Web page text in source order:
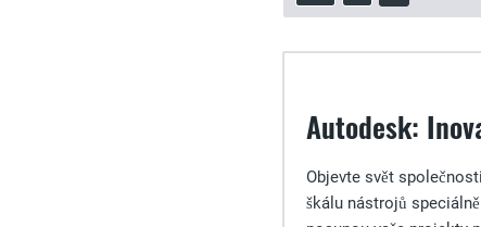
Autodesk:
Objevte svět společnosti
škálu nástrojů